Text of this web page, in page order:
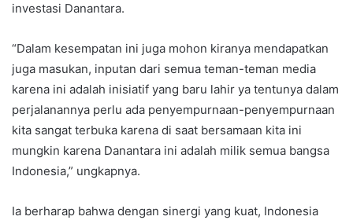
investasi Danantara.
“Dalam kesempatan ini juga mohon kiranya mendapatkan
juga masukan, inputan dari semua teman-teman media
karena ini adalah inisiatif yang baru lahir ya tentunya dalam
perjalanannya perlu ada penyempurnaan-penyempurnaan
kita sangat terbuka karena di saat bersamaan kita ini
mungkin karena Danantara ini adalah milik semua bangsa
Indonesia,” ungkapnya.
Ia berharap bahwa dengan sinergi yang kuat, Indonesia